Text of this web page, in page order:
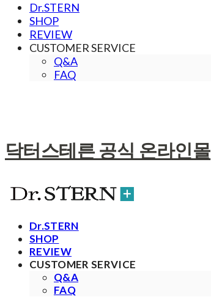
Dr.STERN
SHOP
REVIEW
CUSTOMER SERVICE
Q&A
FAQ
닥터스테른 공식 온라인몰
Dr.STERN
SHOP
REVIEW
CUSTOMER SERVICE
Q&A
FAQ